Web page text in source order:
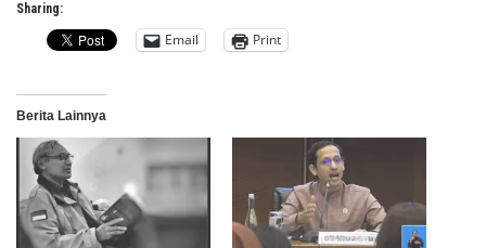
Sharing:
Email Print
Berita Lainnya